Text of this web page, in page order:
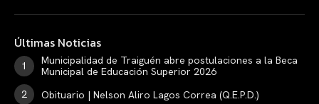
Últimas Noticias
Municipalidad de Traiguén abre postulaciones a la Beca
Municipal de Educación Superior 2026
Obituario | Nelson Aliro Lagos Correa (Q.E.P.D.)